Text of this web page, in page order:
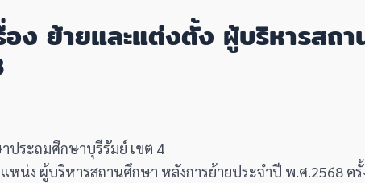
อง ย้ายและแต่งตั้ง ผู้บริหารสถ
ประถมศึกษาบุรีรัมย์ เขต 4
แหน่ง ผู้บริหารสถานศึกษา หลังการย้ายประจำปี พ.ศ.2568 ครั้